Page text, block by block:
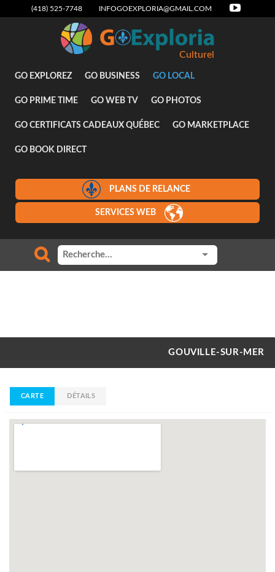
(418) 525-7748 INFOGOEXPLORIA@GMAIL.COM
Culturel
GO EXPLOREZ GO BUSINESS GO LOCAL
GO PRIME TIME GO WEB TV GO PHOTOS
GO CERTIFICATS CADEAUX QUÉBEC GO MARKETPLACE
GO BOOK DIRECT
PLANS DE RELANCE
SERVICES WEB
GOUVILLE-SUR-MER
CARTE DÉTAILS